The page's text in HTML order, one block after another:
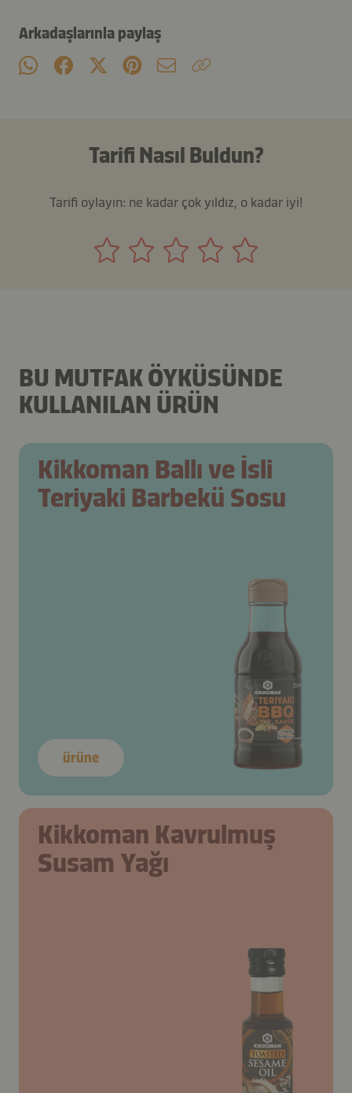
Arkadaşlarınla paylaş
Tarifi Nasıl Buldun?
Tarifi oylayın: ne kadar çok yıldız, o kadar iyi!
BU MUTFAK ÖYKÜSÜNDE
KULLANILAN ÜRÜN
Kikkoman Ballı ve İsli
Teriyaki Barbekü Sosu
ürüne
Kikkoman Kavrulmuş
Susam Yağı